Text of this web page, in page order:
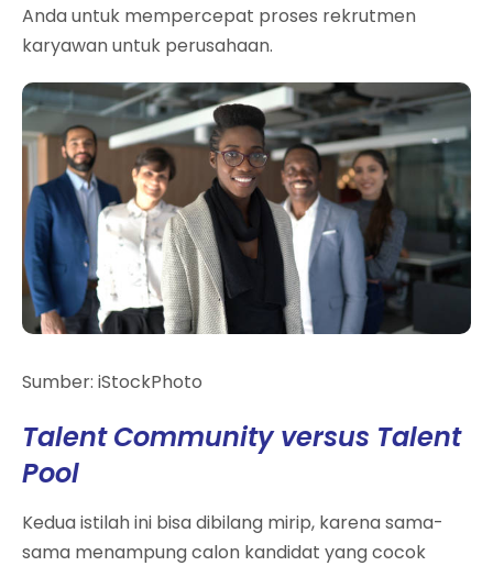
Anda untuk mempercepat proses rekrutmen
karyawan untuk perusahaan.
Sumber: iStockPhoto
Talent Community versus Talent
Pool
Kedua istilah ini bisa dibilang mirip, karena sama-
sama menampung calon kandidat yang cocok